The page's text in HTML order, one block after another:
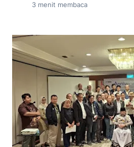
3 menit membaca